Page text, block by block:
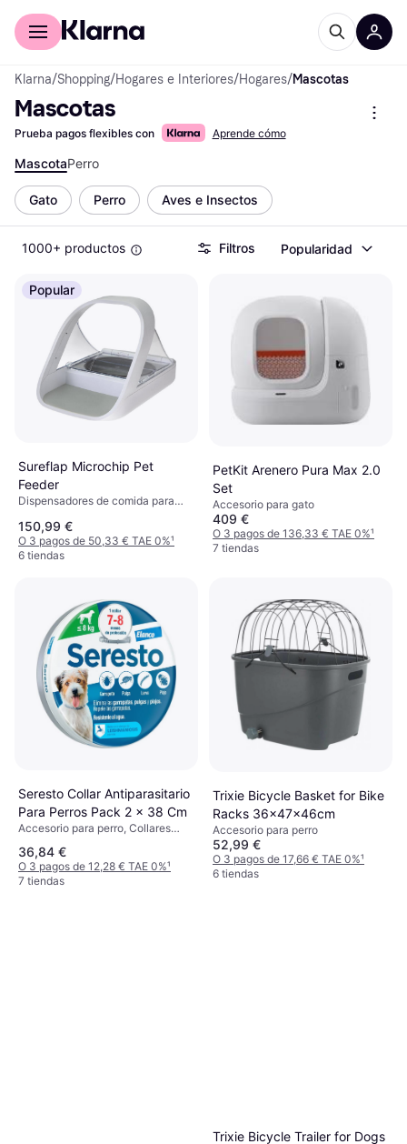
Comprar con Klarna
Klarna/Shopping/Hogares e Interiores/Hogares/Mascotas
Mascotas
Prueba pagos flexibles con Aprende cómo
MascotaPerro
Gato Perro Aves e Insectos
1000+ productos Filtros Popularidad
Popular
Sureflap Microchip Pet
Feeder
Dispensadores de comida para
150,99 €
O 3 pagos de 50,33 € TAE 0%¹
6 tiendas
PetKit Arenero Pura Max 2.0
Set
Accesorio para gato
409 €
O 3 pagos de 136,33 € TAE 0%¹
7 tiendas
Seresto Collar Antiparasitario
Para Perros Pack 2 x 38 Cm
Accesorio para perro, Collares
36,84 €
O 3 pagos de 12,28 € TAE 0%¹
7 tiendas
Trixie Bicycle Basket for Bike
Racks 36x47x46cm
Accesorio para perro
52,99 €
O 3 pagos de 17,66 € TAE 0%¹
6 tiendas
Trixie Bicycle Trailer for Dogs